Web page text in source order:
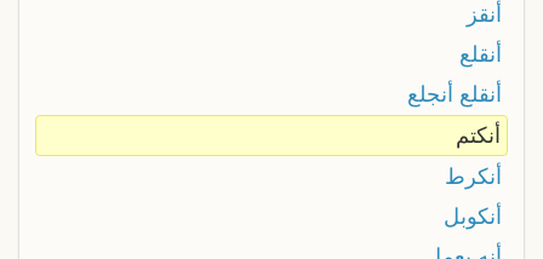
أنقز
أنقلع
أنقلع أنجلع
أنكتم
أنكرط
أنكوبل